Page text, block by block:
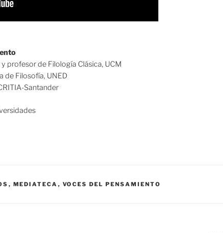
profesor de Filología Clásica, UCM
de Filosofía, UNED
Santander
, MEDIATECA , VOCES DEL PENSAMIENTO